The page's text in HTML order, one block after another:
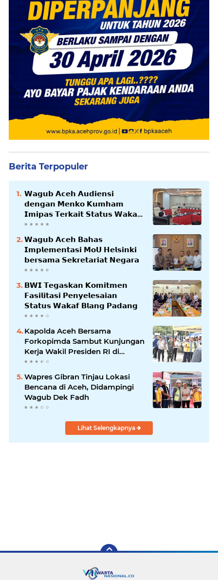
Berita Terpopuler
𝗪𝗮𝗴𝘂𝗯 𝗔𝗰𝗲𝗵 𝗔𝘂𝗱𝗶𝗲𝗻𝘀𝗶
𝗱𝗲𝗻𝗴𝗮𝗻 𝗠𝗲𝗻𝗸𝗼 𝗞𝘂𝗺𝗵𝗮𝗺
𝗜𝗺𝗶𝗽𝗮𝘀 𝗧𝗲𝗿𝗸𝗮𝗶𝘁 𝗦𝘁𝗮𝘁𝘂𝘀 𝗪𝗮𝗸𝗮𝗳
𝗕𝗹𝗮𝗻𝗴𝗽𝗮𝗱𝗮𝗻𝗴
𝗪𝗮𝗴𝘂𝗯 𝗔𝗰𝗲𝗵 𝗕𝗮𝗵𝗮𝘀
𝗜𝗺𝗽𝗹𝗲𝗺𝗲𝗻𝘁𝗮𝘀𝗶 𝗠𝗼𝗨 𝗛𝗲𝗹𝘀𝗶𝗻𝗸𝗶
𝗯𝗲𝗿𝘀𝗮𝗺𝗮 𝗦𝗲𝗸𝗿𝗲𝘁𝗮𝗿𝗶𝗮𝘁 𝗡𝗲𝗴𝗮𝗿𝗮
𝗕𝗪𝗜 𝗧𝗲𝗴𝗮𝘀𝗸𝗮𝗻 𝗞𝗼𝗺𝗶𝘁𝗺𝗲𝗻
𝗙𝗮𝘀𝗶𝗹𝗶𝘁𝗮𝘀𝗶 𝗣𝗲𝗻𝘆𝗲𝗹𝗲𝘀𝗮𝗶𝗮𝗻
𝗦𝘁𝗮𝘁𝘂𝘀 𝗪𝗮𝗸𝗮𝗳 𝗕𝗹𝗮𝗻𝗴 𝗣𝗮𝗱𝗮𝗻𝗴
Kapolda Aceh Bersama
Forkopimda Sambut Kunjungan
Kerja Wakil Presiden RI di
Kabupaten Bireuen
Wapres Gibran Tinjau Lokasi
Bencana di Aceh, Didampingi
Wagub Dek Fadh
Lihat Selengkapnya